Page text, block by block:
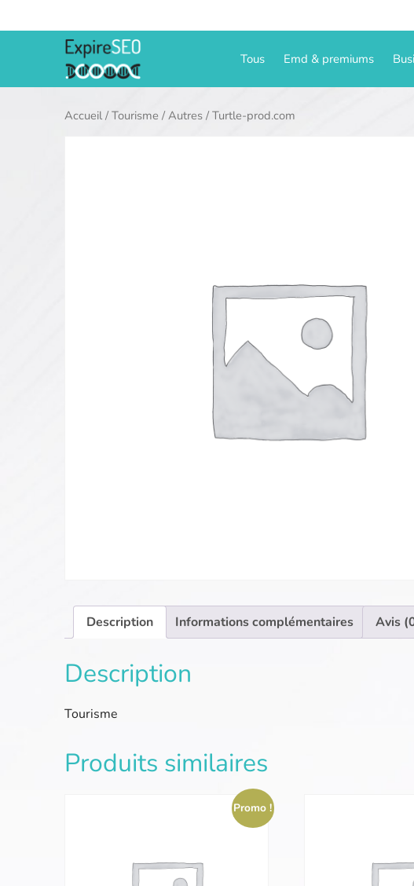
au
Tous Emd & premiums
Accueil/Tourisme /Autres / Turtle-prod.com
Description Informations complémentaires Avis
Description
Tourisme
Produits similaires
Promo !